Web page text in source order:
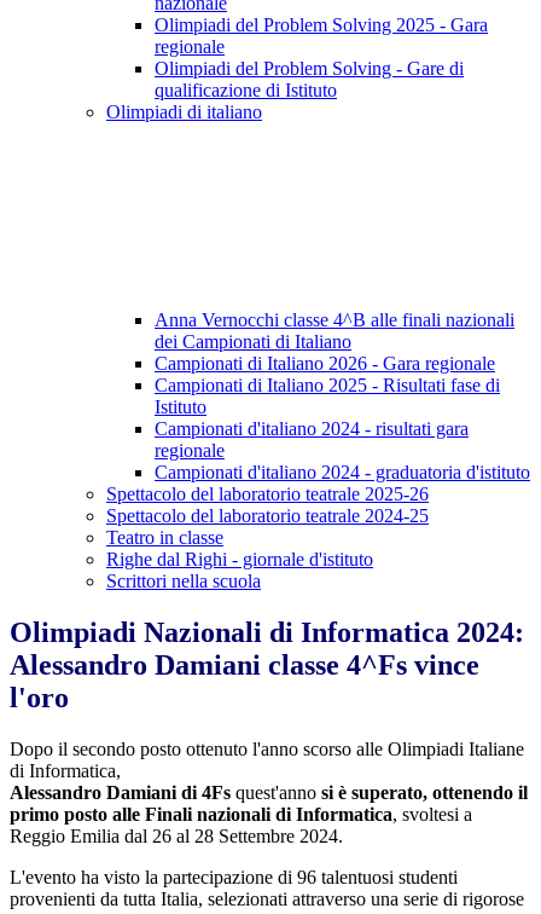
Olimpiadi del Problem Solving 2025 - Gara
regionale
Olimpiadi del Problem Solving - Gare di
qualificazione di Istituto
Olimpiadi di italiano
Anna Vernocchi classe 4^B alle finali nazionali
dei Campionati di Italiano
Campionati di Italiano 2026 - Gara regionale
Campionati di Italiano 2025 - Risultati fase di
Istituto
Campionati d'italiano 2024 - risultati gara
regionale
Campionati d'italiano 2024 - graduatoria d'istituto
Spettacolo del laboratorio teatrale 2025-26
Spettacolo del laboratorio teatrale 2024-25
Teatro in classe
Righe dal Righi - giornale d'istituto
Scrittori nella scuola
Olimpiadi Nazionali di Informatica 2024:
Alessandro Damiani classe 4^Fs vince
l'oro
Dopo il secondo posto ottenuto l'anno scorso alle Olimpiadi Italiane
di Informatica,
Alessandro Damiani di 4Fs quest'anno si è superato, ottenendo il
primo posto alle Finali nazionali di Informatica, svoltesi a
Reggio Emilia dal 26 al 28 Settembre 2024.
L'evento ha visto la partecipazione di 96 talentuosi studenti
provenienti da tutta Italia, selezionati attraverso una serie di rigorose